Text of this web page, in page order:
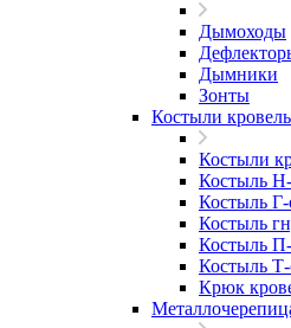
Дымоходы
Дымники
Зонты
Костыли
Костыли
Костыль
Костыль
Костыль
Костыль
Костыль
Крюк